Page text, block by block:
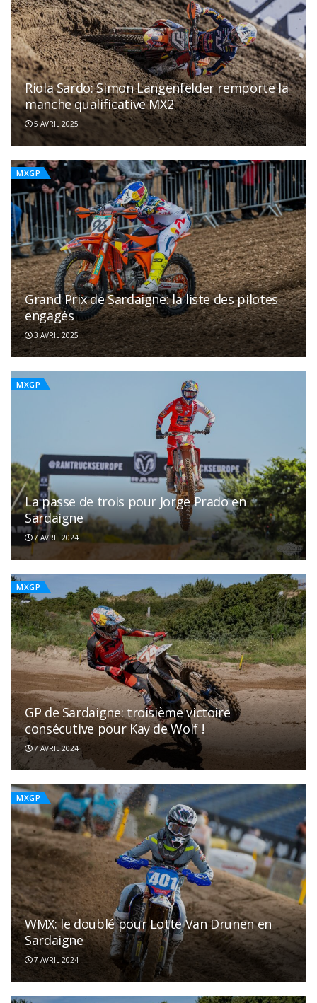
Riola Sardo: Simon Langenfelder remporte la
manche qualificative MX2
5 AVRIL 2025
MXGP
Grand Prix de Sardaigne: la liste des pilotes
engagés
3 AVRIL 2025
MXGP
La passe de trois pour Jorge Prado en
Sardaigne
7 AVRIL 2024
MXGP
GP de Sardaigne: troisième victoire
consécutive pour Kay de Wolf !
7 AVRIL 2024
MXGP
WMX: le doublé pour Lotte Van Drunen en
Sardaigne
7 AVRIL 2024